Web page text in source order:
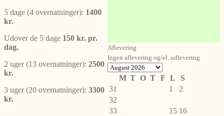
5 dage (4 overnatninger): 1400
kr.
Udover de 5 dage 150 kr. pr.
dag.
2 uger (13 overnatninger): 2500
kr.
3 uger (20 overnatninger): 3300
kr.
Aflevering
Ingen aflevering og/el. udlevering
M T O T F L
S
31
1
2
32
33
15 16